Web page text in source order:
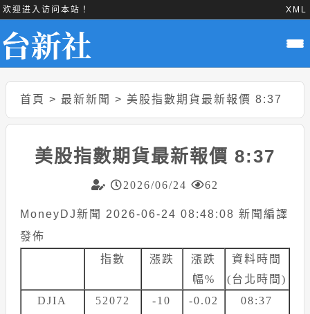
欢迎进入访问本站！ XML
首頁 > 最新新聞 > 美股指數期貨最新報價 8:37
美股指數期貨最新報價 8:37
2026/06/24 62
MoneyDJ新聞 2026-06-24 08:48:08 新聞編譯
發佈
指數
漲跌
漲跌
幅%
資料時間
(台北時間)
DJIA
52072 -10 -0.02 08:37